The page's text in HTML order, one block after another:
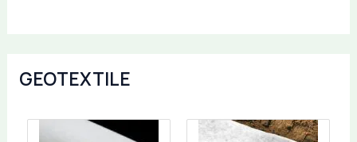
GEOTEXTILE